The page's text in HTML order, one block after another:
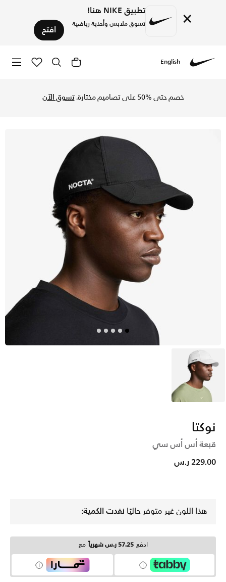
× تطبيق NIKE هنا!
تسوق ملابس وأحذية رياضية افتح
English
خصم حتى %50 على تصاميم مختارة. تسوق الآن
أبيض
نوكتا
قبعة أس أس سي
229.00 ر.س
هذا اللون غير متوفر حاليًا نفدت الكمية:
ادفع 57.25 ر.س شهرياً مع